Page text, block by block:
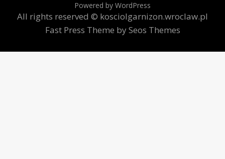
Powered by WordPress
All rights reserved © kosciolgarnizon.wroclaw.pl
Fast Press Theme by Seos Themes